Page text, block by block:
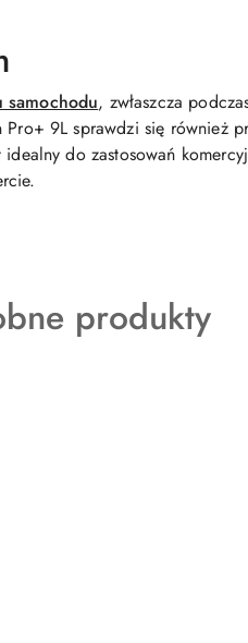
samochodu, zwłaszcza
9L sprawdzi się również
do zastosowań
produkty